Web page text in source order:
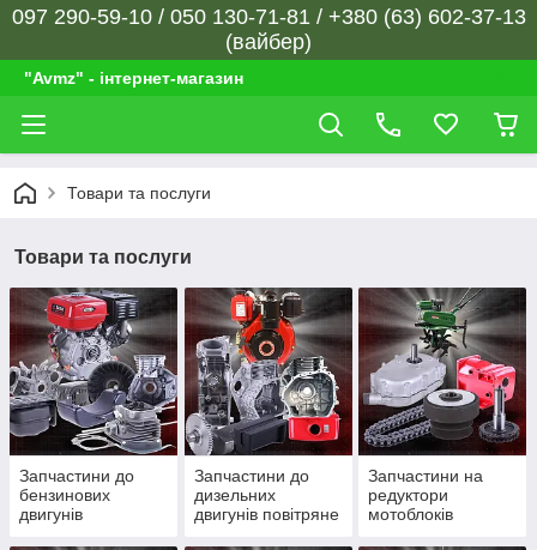
097 290-59-10 / 050 130-71-81 / +380 (63) 602-37-13
(вайбер)
"Avmz" - інтернет-магазин
Товари та послуги
Товари та послуги
Запчастини до
бензинових
двигунів
Запчастини до
дизельних
двигунів повітряне
Запчастини на
редуктори
мотоблоків